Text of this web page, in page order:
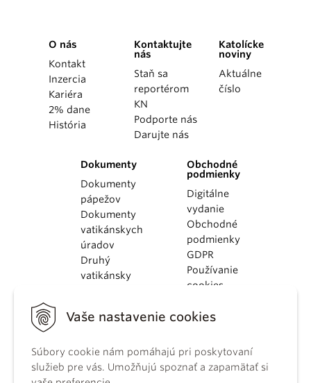
Vaše nastavenie cookies
Súbory cookie nám pomáhajú pri poskytovaní
služieb pre vás. Umožňujú spoznať a zapamätať si
O nás
Kontakt
Inzercia
Kariéra
2% dane
História
Kontaktujte
nás
Staň sa
reportérom
KN
Podporte nás
Darujte nás
Katolícke
noviny
Aktuálne
číslo
Dokumenty
Dokumenty
pápežov
Dokumenty
vatikánskych
úradov
Druhý
vatikánsky
KBS
kánonického
práva
Obchodné
podmienky
Digitálne
vydanie
Obchodné
podmienky
GDPR
Používanie
cookies